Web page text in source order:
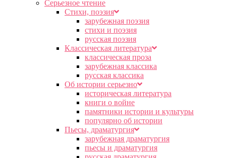
Серьезное чтение
Cтихи, поэзия
зарубежная поэзия
стихи и поэзия
русская поэзия
Классическая литература
классическая проза
зарубежная классика
русская классика
Об истории серьезно
историческая литература
книги о войне
памятники истории и культуры
популярно об истории
Пьесы, драматургия
зарубежная драматургия
пьесы и драматургия